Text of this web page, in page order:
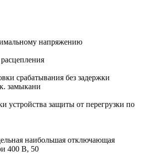
напряжению
срабатывания без задержки
замыкани
устройства защиты от перегрузки по
наибольшая отключающая
400 В, 50